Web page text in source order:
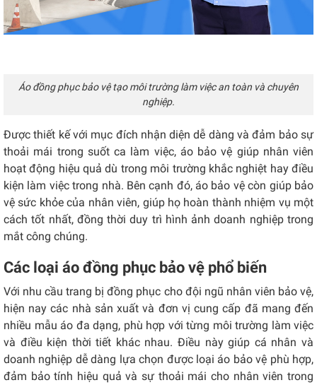
Áo đồng phục bảo vệ tạo môi trường làm việc an toàn và chuyên
nghiệp.
Được thiết kế với mục đích nhận diện dễ dàng và đảm bảo sự
thoải mái trong suốt ca làm việc, áo bảo vệ giúp nhân viên
hoạt động hiệu quả dù trong môi trường khắc nghiệt hay điều
kiện làm việc trong nhà. Bên cạnh đó, áo bảo vệ còn giúp bảo
vệ sức khỏe của nhân viên, giúp họ hoàn thành nhiệm vụ một
cách tốt nhất, đồng thời duy trì hình ảnh doanh nghiệp trong
mắt công chúng.
Các loại áo đồng phục bảo vệ phổ biến
Với nhu cầu trang bị đồng phục cho đội ngũ nhân viên bảo vệ,
hiện nay các nhà sản xuất và đơn vị cung cấp đã mang đến
nhiều mẫu áo đa dạng, phù hợp với từng môi trường làm việc
và điều kiện thời tiết khác nhau. Điều này giúp cá nhân và
doanh nghiệp dễ dàng lựa chọn được loại áo bảo vệ phù hợp,
đảm bảo tính hiệu quả và sự thoải mái cho nhân viên trong